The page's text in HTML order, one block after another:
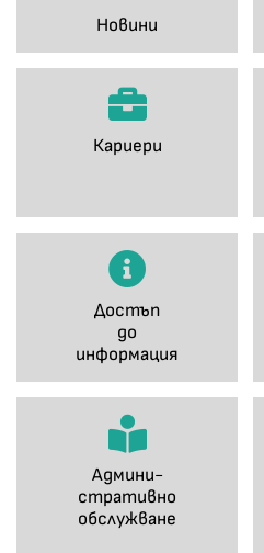
Новини
Кариери
Достъп
до
информация
Админи-
стративно
обслужване